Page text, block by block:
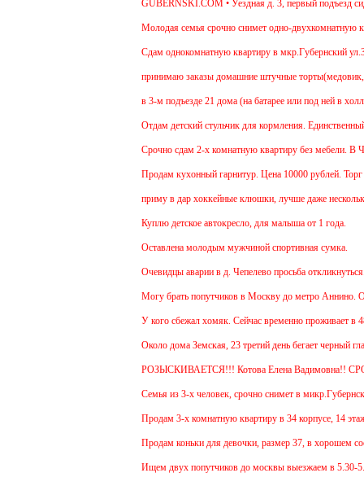
GUBERNSKI.COM • Уездная д. 3, первый
Молодая семья срочно снимет одно-двухкомнатную
Cдам однокомнатную квартиру в мкр.Губернский
принимаю заказы домашние штучные торты(медовик,
в 3-м подъезде 21 дома (на батарее или под ней в
Отдам детский стульчик для кормления.
Срочно сдам 2-х комнатную квартиру без мебели. В
Продам кухонный гарнитур. Цена 10000 рублей. Торг
приму в дар хоккейные клюшки, лучше даже
Куплю детское автокресло, для малыша от 1 года.
Оставлена молодым мужчиной спортивная сумка.
Очевидцы аварии в д. Чепелево просьба откликнуться.
Могу брать попутчиков в Москву до метро Аннино.
У кого сбежал хомяк. Сейчас временно проживает в
Около дома Земская, 23 третий день бегает черный
РОЗЫСКИВАЕТСЯ!!! Котова Елена Вадимовна!!
Семья из 3-х человек, срочно снимет в
Продам 3-х комнатную квартиру в 34 корпусе, 14
Продам коньки для девочки, размер 37, в хорошем
Ищем двух попутчиков до москвы выезжаем в 5.30-